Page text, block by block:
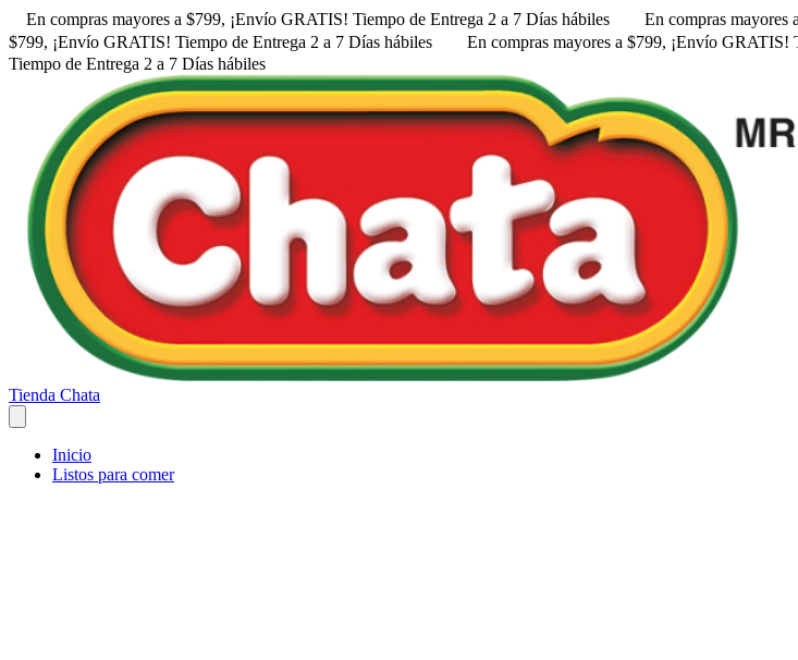
En compras mayores a $799, ¡Envío GRATIS! ㅤㅤTiempo de Entrega 2 a 7 Días hábiles En compras mayores
$799, ¡Envío GRATIS! ㅤㅤTiempo de Entrega 2 a 7 Días hábiles
En compras mayores a $799, ¡Envío GRATIS!
Tiempo de Entrega 2 a 7 Días hábiles
Tienda Chata
Inicio
Listos para comer